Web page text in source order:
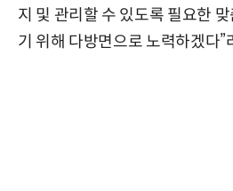
지 및 관리할 수 있도록 필요한
기 위해 다방면으로 노력하겠다”